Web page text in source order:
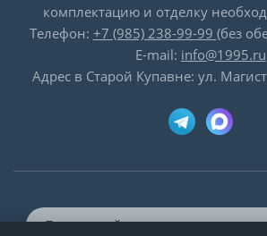
комплектацию и отделку
Телефон: +7 (985) 238-99-99 (без
E-mail: info@1995.ru
Адрес в Старой Купавне: ул.